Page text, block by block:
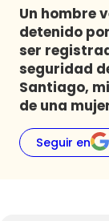
Un hombre
detenido
ser
seguridad
Santiago,
de una
Seguir en
El Tiempo
Sabingo
Todos Los